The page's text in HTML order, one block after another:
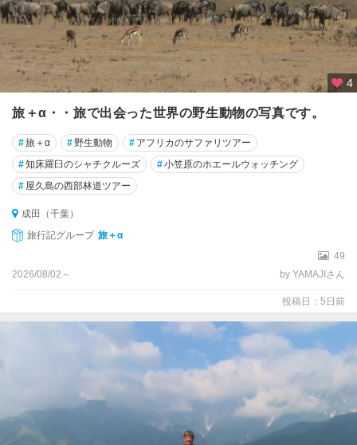
阜
岡
愛
知
三
重
滋
賀
京
良
4
旅＋α・・旅で出会った世界の野生動物の写真です。
#旅＋α #野生動物 # アフリカのサファリツアー
#知床羅臼のシャチクルーズ #小笠原のホエールウォッチング
# 屋久島の西部林道ツアー
成田（千葉）
旅行記グループ 旅＋α
49
2026/08/02～
by YAMAJIさん
投稿日：5日前